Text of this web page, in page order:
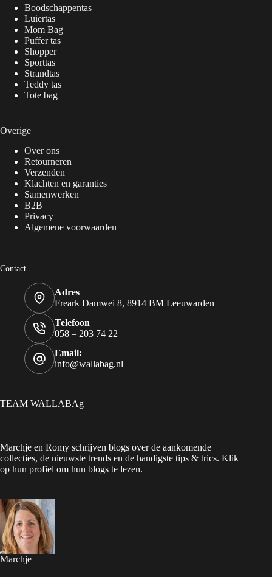
Boodschappentas
Luiertas
Mom Bag
Puffer tas
Shopper
Sporttas
Strandtas
Teddy tas
Tote bag
Overige
Over ons
Retourneren
Verzenden
Klachten en garanties
Samenwerken
B2B
Privacy
Algemene voorwaarden
Contact
Adres
Freark Damwei 8, 8914 BM Leeuwarden
Telefoon
058 – 203 74 22
Email:
info@wallabag.nl
TEAM WALLABAg
Marchje en Romy schrijven blogs over de aankomende
collecties, de nieuwste trends en de handigste tips & trics. Klik
op hun profiel om hun blogs te lezen.
Marchje